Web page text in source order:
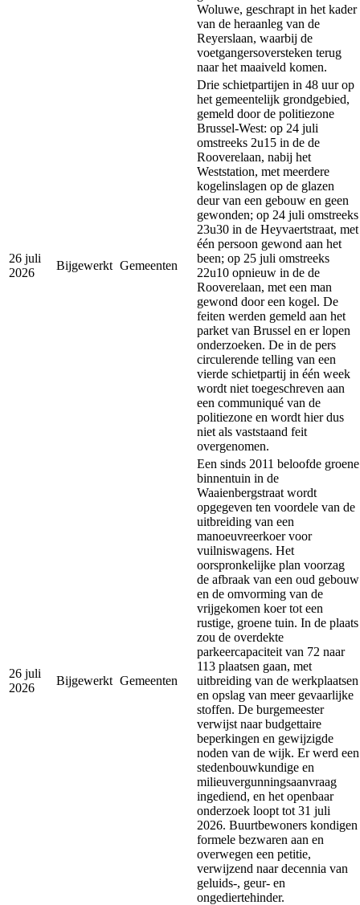
Woluwe, geschrapt in het kader
van de heraanleg van de
Reyerslaan, waarbij de
voetgangersoversteken terug
naar het maaiveld komen.
26 juli
2026
Bijgewerkt Gemeenten
Drie schietpartijen in 48 uur op
het gemeentelijk grondgebied,
gemeld door de politiezone
Brussel-West: op 24 juli
omstreeks 2u15 in de de
Rooverelaan, nabij het
Weststation, met meerdere
kogelinslagen op de glazen
deur van een gebouw en geen
gewonden; op 24 juli omstreeks
23u30 in de Heyvaertstraat, met
één persoon gewond aan het
been; op 25 juli omstreeks
22u10 opnieuw in de de
Rooverelaan, met een man
gewond door een kogel. De
feiten werden gemeld aan het
parket van Brussel en er lopen
onderzoeken. De in de pers
circulerende telling van een
vierde schietpartij in één week
wordt niet toegeschreven aan
een communiqué van de
politiezone en wordt hier dus
niet als vaststaand feit
overgenomen.
26 juli
2026
Bijgewerkt Gemeenten
Een sinds 2011 beloofde groene
binnentuin in de
Waaienbergstraat wordt
opgegeven ten voordele van de
uitbreiding van een
manoeuvreerkoer voor
vuilniswagens. Het
oorspronkelijke plan voorzag
de afbraak van een oud gebouw
en de omvorming van de
vrijgekomen koer tot een
rustige, groene tuin. In de plaats
zou de overdekte
parkeercapaciteit van 72 naar
113 plaatsen gaan, met
uitbreiding van de werkplaatsen
en opslag van meer gevaarlijke
stoffen. De burgemeester
verwijst naar budgettaire
beperkingen en gewijzigde
noden van de wijk. Er werd een
stedenbouwkundige en
milieuvergunningsaanvraag
ingediend, en het openbaar
onderzoek loopt tot 31 juli
2026. Buurtbewoners kondigen
formele bezwaren aan en
overwegen een petitie,
verwijzend naar decennia van
geluids-, geur- en
ongediertehinder.